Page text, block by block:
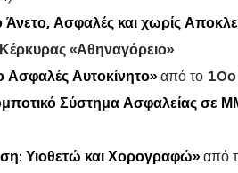
Άνετο, Ασφαλές και χωρίς
«Αθηναγόρειο»
Αυτοκίνητο»από το 10ο
Σύστημα Ασφαλείας σε
Υιοθετώ και Χορογραφώ»από